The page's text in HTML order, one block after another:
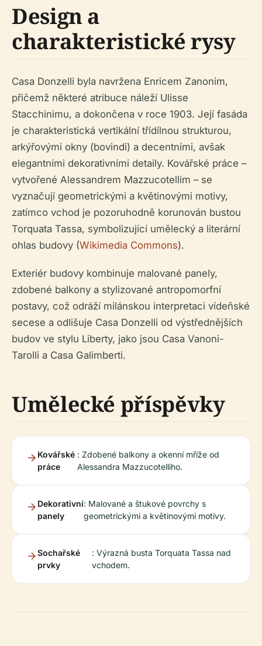
Design a
charakteristické rysy
Casa Donzelli byla navržena Enricem Zanonim,
přičemž některé atribuce náleží Ulisse
Stacchinimu, a dokončena v roce 1903. Její fasáda
je charakteristická vertikální třídílnou strukturou,
arkýřovými okny (bovindi) a decentními, avšak
elegantními dekorativními detaily. Kovářské práce –
vytvořené Alessandrem Mazzucotellim – se
vyznačují geometrickými a květinovými motivy,
zatímco vchod je pozoruhodně korunován bustou
Torquata Tassa, symbolizující umělecký a literární
ohlas budovy (Wikimedia Commons).
Exteriér budovy kombinuje malované panely,
zdobené balkony a stylizované antropomorfní
postavy, což odráží milánskou interpretaci vídeňské
secese a odlišuje Casa Donzelli od výstřednějších
budov ve stylu Liberty, jako jsou Casa Vanoni-
Tarolli a Casa Galimberti.
Umělecké příspěvky
Kovářské
práce
: Zdobené balkony a okenní mříže od
Alessandra Mazzucotelliho.
Dekorativní
panely
: Malované a štukové povrchy s
geometrickými a květinovými motivy.
Sochařské
prvky
: Výrazná busta Torquata Tassa nad
vchodem.